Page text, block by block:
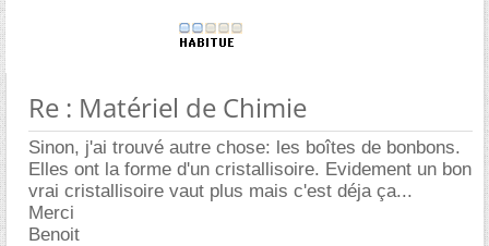
Re : Matériel de Chimie
Sinon, j'ai trouvé autre chose: les boîtes de bonbons.
Elles ont la forme d'un cristallisoire. Evidement un bon
vrai cristallisoire vaut plus mais c'est déja ça...
Merci
Benoit